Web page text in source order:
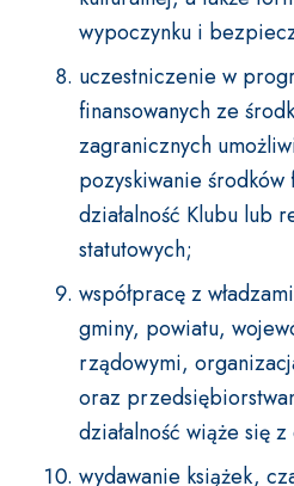
wypoczynku i
uczestniczenie w
finansowanych ze
zagranicznych
pozyskiwanie środków
działalność Klubu lub
statutowych;
współpracę z
gminy, powiatu,
rządowymi,
oraz
działalność wiąże się
wydawanie książek,